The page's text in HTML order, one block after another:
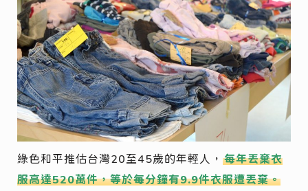
綠色和平推估台灣20至45歲的年輕人，每年丟棄衣
服高達520萬件，等於每分鐘有9.9件衣服遭丟棄。